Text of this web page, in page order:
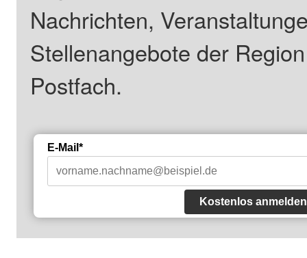
Nachrichten,
Stellenangebote der
Postfach.
E-Mail*
Kostenlos anmelden